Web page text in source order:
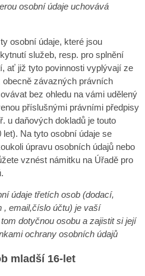
osobní údaje uchovává
osobní údaje, které jsou
služeb, resp. pro splnění
ať již tyto povinnosti vyplývají ze
závazných právních
bez ohledu na vámi udělený
příslušnými právními předpisy
u daňových dokladů je touto
let). Na tyto osobní údaje se
úpravu osobních údajů nebo
vznést námitku na Úřadě pro
údaje třetích osob (dodací,
, email,číslo účtu) je vaší
dotyčnou osobu a zajistit si její
ochrany osobních údajů
mladší 16-let